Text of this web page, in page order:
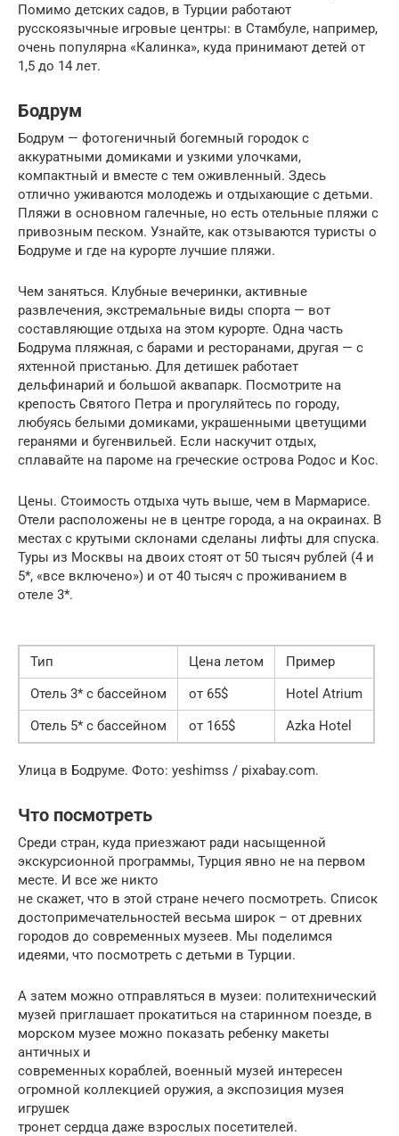
Помимо детских садов, в Турции работают
русскоязычные игровые центры: в Стамбуле, например,
очень популярна «Калинка», куда принимают детей от
1,5 до 14 лет.
Бодрум
Бодрум — фотогеничный богемный городок с
аккуратными домиками и узкими улочками,
компактный и вместе с тем оживленный. Здесь
отлично уживаются молодежь и отдыхающие с детьми.
Пляжи в основном галечные, но есть отельные пляжи с
привозным песком. Узнайте, как отзываются туристы о
Бодруме и где на курорте лучшие пляжи.
Чем заняться. Клубные вечеринки, активные
развлечения, экстремальные виды спорта — вот
составляющие отдыха на этом курорте. Одна часть
Бодрума пляжная, с барами и ресторанами, другая — с
яхтенной пристанью. Для детишек работает
дельфинарий и большой аквапарк. Посмотрите на
крепость Святого Петра и прогуляйтесь по городу,
любуясь белыми домиками, украшенными цветущими
геранями и бугенвильей. Если наскучит отдых,
сплавайте на пароме на греческие острова Родос и Кос.
Цены. Стоимость отдыха чуть выше, чем в Мармарисе.
Отели расположены не в центре города, а на окраинах. В
местах с крутыми склонами сделаны лифты для спуска.
Туры из Москвы на двоих стоят от 50 тысяч рублей (4 и
5*, «все включено») и от 40 тысяч с проживанием в
отеле 3*.
Тип Цена летом
Пример
Отель 3* с бассейном
от 65$
Hotel Atrium
Отель 5* с бассейном
от 165$ Azka Hotel
Улица в Бодруме. Фото: yeshimss / pixabay.com.
Что посмотреть
Среди стран, куда приезжают ради насыщенной
экскурсионной программы, Турция явно не на первом
месте. И все же никто
не скажет, что в этой стране нечего посмотреть. Список
достопримечательностей весьма широк – от древних
городов до современных музеев. Мы поделимся
идеями, что посмотреть с детьми в Турции.
А затем можно отправляться в музеи: политехнический
музей приглашает прокатиться на старинном поезде, в
морском музее можно показать ребенку макеты
античных и
современных кораблей, военный музей интересен
огромной коллекцией оружия, а экспозиция музея
игрушек
тронет сердца даже взрослых посетителей.